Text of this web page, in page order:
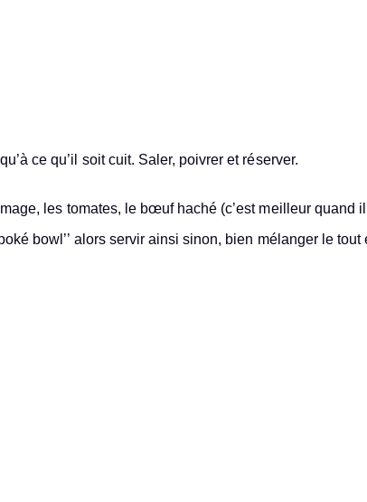
ce qu’il soit cuit. Saler, poivrer et réserver.
les tomates, le bœuf haché (c’est meilleur quand
bowl’’ alors servir ainsi sinon, bien mélanger le tout